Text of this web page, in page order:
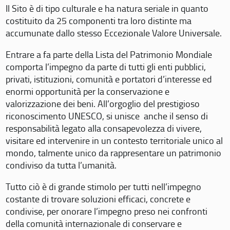
Il Sito è di tipo culturale e ha natura seriale in quanto
costituito da 25 componenti tra loro distinte ma
accumunate dallo stesso Eccezionale Valore Universale.
Entrare a fa parte della Lista del Patrimonio Mondiale
comporta l’impegno da parte di tutti gli enti pubblici,
privati, istituzioni, comunità e portatori d’interesse ed
enormi opportunità per la conservazione e
valorizzazione dei beni. All’orgoglio del prestigioso
riconoscimento UNESCO, si unisce anche il senso di
responsabilità legato alla consapevolezza di vivere,
visitare ed intervenire in un contesto territoriale unico al
mondo, talmente unico da rappresentare un patrimonio
condiviso da tutta l’umanità.
Tutto ciò è di grande stimolo per tutti nell’impegno
costante di trovare soluzioni efficaci, concrete e
condivise, per onorare l’impegno preso nei confronti
della comunità internazionale di conservare e